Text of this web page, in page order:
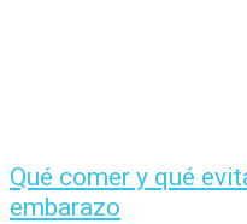
Qué comer y qué
embarazo